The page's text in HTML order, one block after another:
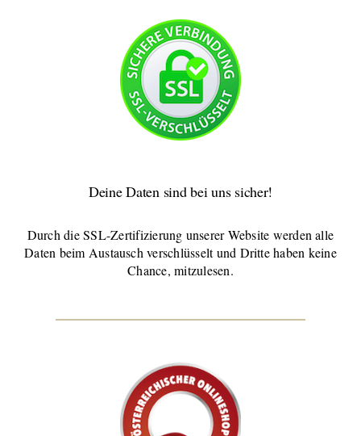
Deine Daten sind bei uns sicher!
Durch die SSL-Zertifizierung unserer Website werden alle
Daten beim Austausch verschlüsselt und Dritte haben keine
Chance, mitzulesen.